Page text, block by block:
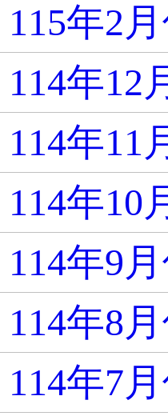
115年2
114年12
114年11
114年10
114年9
114年8
114年7